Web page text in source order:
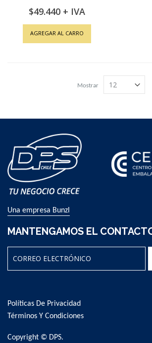
$49.440
AGREGAR AL CARRO
Mostrar
Una empresa Bunzl
MANTENGAMOS EL
Our
Newsletter:
Políticas De Privacidad
Términos Y Condiciones
Copyright © DPS.